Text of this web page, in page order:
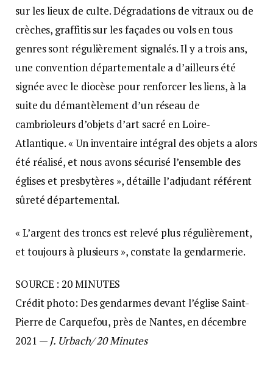
sur les lieux de culte. Dégradations de vitraux ou de
crèches, graffitis sur les façades ou vols en tous
genres sont régulièrement signalés. Il y a trois ans,
une convention départementale a d’ailleurs été
signée avec le diocèse pour renforcer les liens, à la
suite du démantèlement d’un réseau de
cambrioleurs d’objets d’art sacré en Loire-
Atlantique. « Un inventaire intégral des objets a alors
été réalisé, et nous avons sécurisé l’ensemble des
églises et presbytères », détaille l’adjudant référent
sûreté départemental.
« L’argent des troncs est relevé plus régulièrement,
et toujours à plusieurs », constate la gendarmerie.
SOURCE : 20 MINUTES
Crédit photo: Des gendarmes devant l’église Saint-
Pierre de Carquefou, près de Nantes, en décembre
2021 — J. Urbach/ 20 Minutes